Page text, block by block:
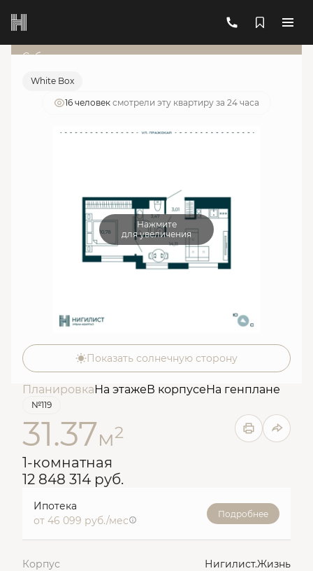
1-комнатная 12 848 314 руб.
Ипотека
Субсидированная ставка
White Box
16 человек смотрели эту квартиру за 24 часа
Нажмите
для увеличения
Показать солнечную сторону
ПланировкаНа этажеВ корпусеНа генплане
№119
31.37м2
1-комнатная
12 848 314 руб.
Ипотека
от 46 099 руб./мес
Подробнее
Корпус
Нигилист.Жизнь